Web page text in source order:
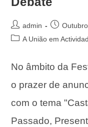
admin
A União em
No âmbito da
o prazer de
com o tema
Passado,